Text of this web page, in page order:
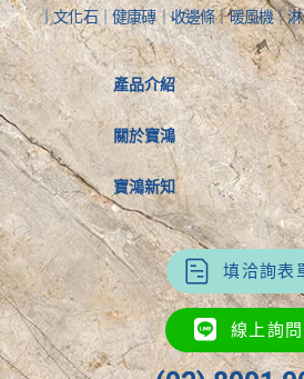
｜文化石｜健康磚｜收邊條｜暖風機｜
產品介紹
關於寶鴻
寶鴻新知
填洽詢表
線上詢問